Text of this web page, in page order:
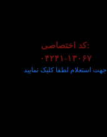
کد اختصاصی:
۰۴۲۴۱-۱۳۰۶۷
جهت استعلام لطفا کلیک نمایید